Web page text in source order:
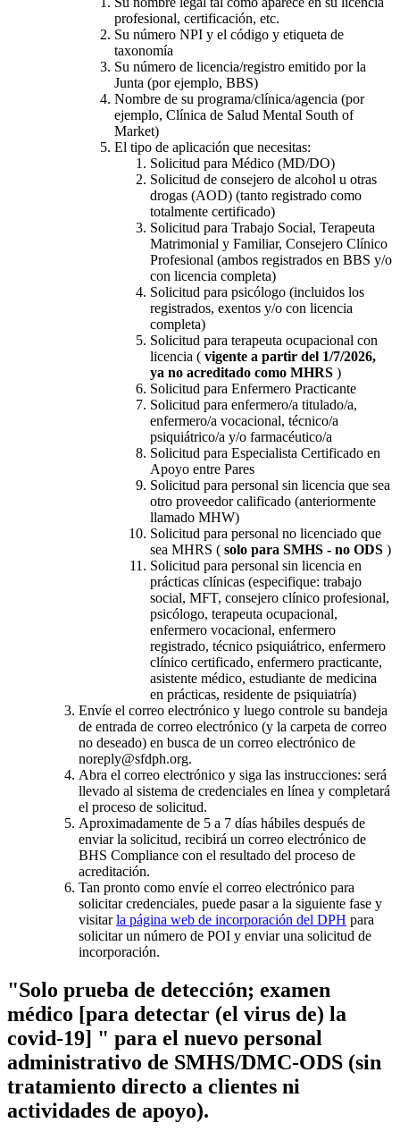
profesional, certificación, etc.
Su número NPI y el código y etiqueta de
taxonomía
Su número de licencia/registro emitido por la
Junta (por ejemplo, BBS)
Nombre de su programa/clínica/agencia (por
ejemplo, Clínica de Salud Mental South of
Market)
El tipo de aplicación que necesitas:
Solicitud para Médico (MD/DO)
Solicitud de consejero de alcohol u otras
drogas (AOD) (tanto registrado como
totalmente certificado)
Solicitud para Trabajo Social, Terapeuta
Matrimonial y Familiar, Consejero Clínico
Profesional (ambos registrados en BBS y/o
con licencia completa)
Solicitud para psicólogo (incluidos los
registrados, exentos y/o con licencia
completa)
Solicitud para terapeuta ocupacional con
licencia ( vigente a partir del 1/7/2026,
ya no acreditado como MHRS )
Solicitud para Enfermero Practicante
Solicitud para enfermero/a titulado/a,
enfermero/a vocacional, técnico/a
psiquiátrico/a y/o farmacéutico/a
Solicitud para Especialista Certificado en
Apoyo entre Pares
Solicitud para personal sin licencia que sea
otro proveedor calificado (anteriormente
llamado MHW)
Solicitud para personal no licenciado que
sea MHRS ( solo para SMHS - no ODS )
Solicitud para personal sin licencia en
prácticas clínicas (especifique: trabajo
social, MFT, consejero clínico profesional,
psicólogo, terapeuta ocupacional,
enfermero vocacional, enfermero
registrado, técnico psiquiátrico, enfermero
clínico certificado, enfermero practicante,
asistente médico, estudiante de medicina
en prácticas, residente de psiquiatría)
Envíe el correo electrónico y luego controle su bandeja
de entrada de correo electrónico (y la carpeta de correo
no deseado) en busca de un correo electrónico de
noreply@sfdph.org.
Abra el correo electrónico y siga las instrucciones: será
llevado al sistema de credenciales en línea y completará
el proceso de solicitud.
Aproximadamente de 5 a 7 días hábiles después de
enviar la solicitud, recibirá un correo electrónico de
BHS Compliance con el resultado del proceso de
acreditación.
Tan pronto como envíe el correo electrónico para
solicitar credenciales, puede pasar a la siguiente fase y
visitarla página web de incorporación del DPH para
solicitar un número de POI y enviar una solicitud de
incorporación.
"Solo prueba de detección; examen
médico [para detectar (el virus de) la
covid-19] " para el nuevo personal
administrativo de SMHS/DMC-ODS (sin
tratamiento directo a clientes ni
actividades de apoyo).